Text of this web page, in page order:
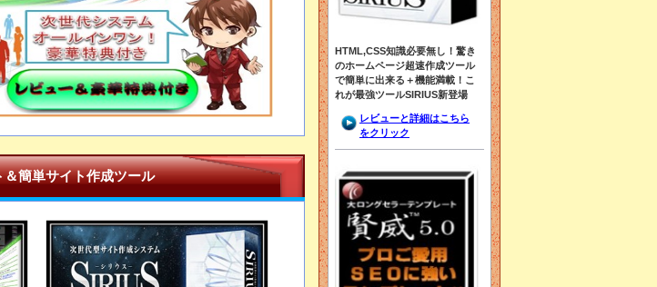
簡単サイト作成ツール
HTML,CSS知識必要無し！驚き
のホームページ超速作成ツール
で簡単に出来る＋機能満載！こ
れが最強ツールSIRIUS新登場
レビューと詳細はこちら
をクリック